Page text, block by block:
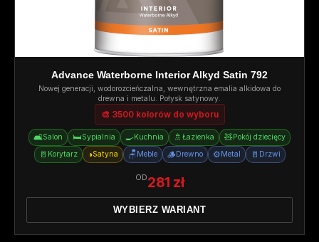
Advance Waterborne Interior Alkyd Satin 792
Nowej generacji, wodorozcieńczalna, wewnętrzna emalia alkidowa do
drewna i metalu. Połysk satynowy.
🎨 3500 kolorów do wyboru
🛋️Salon 🛏️Sypialnia 🍳Kuchnia 🚿 Łazienka 🧸Pokój dziecięcy
🚪 Korytarz ◑Satyna 🪑 Meble 🪵Drewno ⚙️Metal 🚪 Drzwi
OD281 zł
WYBIERZ WARIANT